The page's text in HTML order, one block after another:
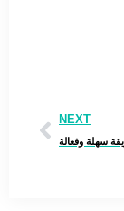
NEXT
سهلة وفعالة